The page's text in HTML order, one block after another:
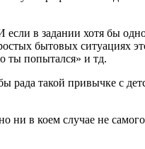
в задании хотя бы
бытовых ситуациях
ты попытался» и тд.
такой привычке с
в коем случае не